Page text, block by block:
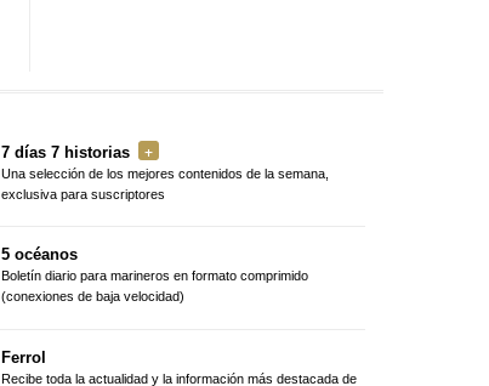
7 días 7 historias
Una selección de los mejores contenidos de la semana,
exclusiva para suscriptores
5 océanos
Boletín diario para marineros en formato comprimido
(conexiones de baja velocidad)
Ferrol
Recibe toda la actualidad y la información más destacada de